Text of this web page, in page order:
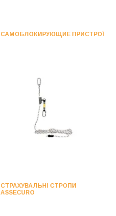
САМОБЛОКИРУЮЩИЕ ПРИСТРОЇ
СТРАХУВАЛЬНІ СТРОПИ
ASSECURO